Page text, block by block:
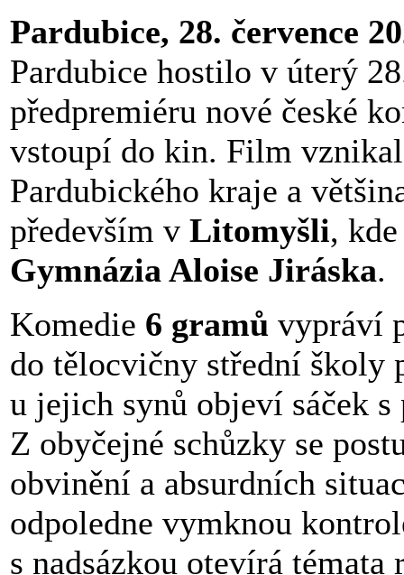
Pardubice, 28. července
Pardubice hostilo v úterý
předpremiéru nové české
vstoupí do kin. Film
Pardubického kraje a
především v Litomyšli,
Gymnázia Aloise Jiráska.
Komedie 6 gramů vypráví
do tělocvičny střední školy
u jejich synů objeví sáček
Z obyčejné schůzky se
obvinění a absurdních
odpoledne vymknou
s nadsázkou otevírá